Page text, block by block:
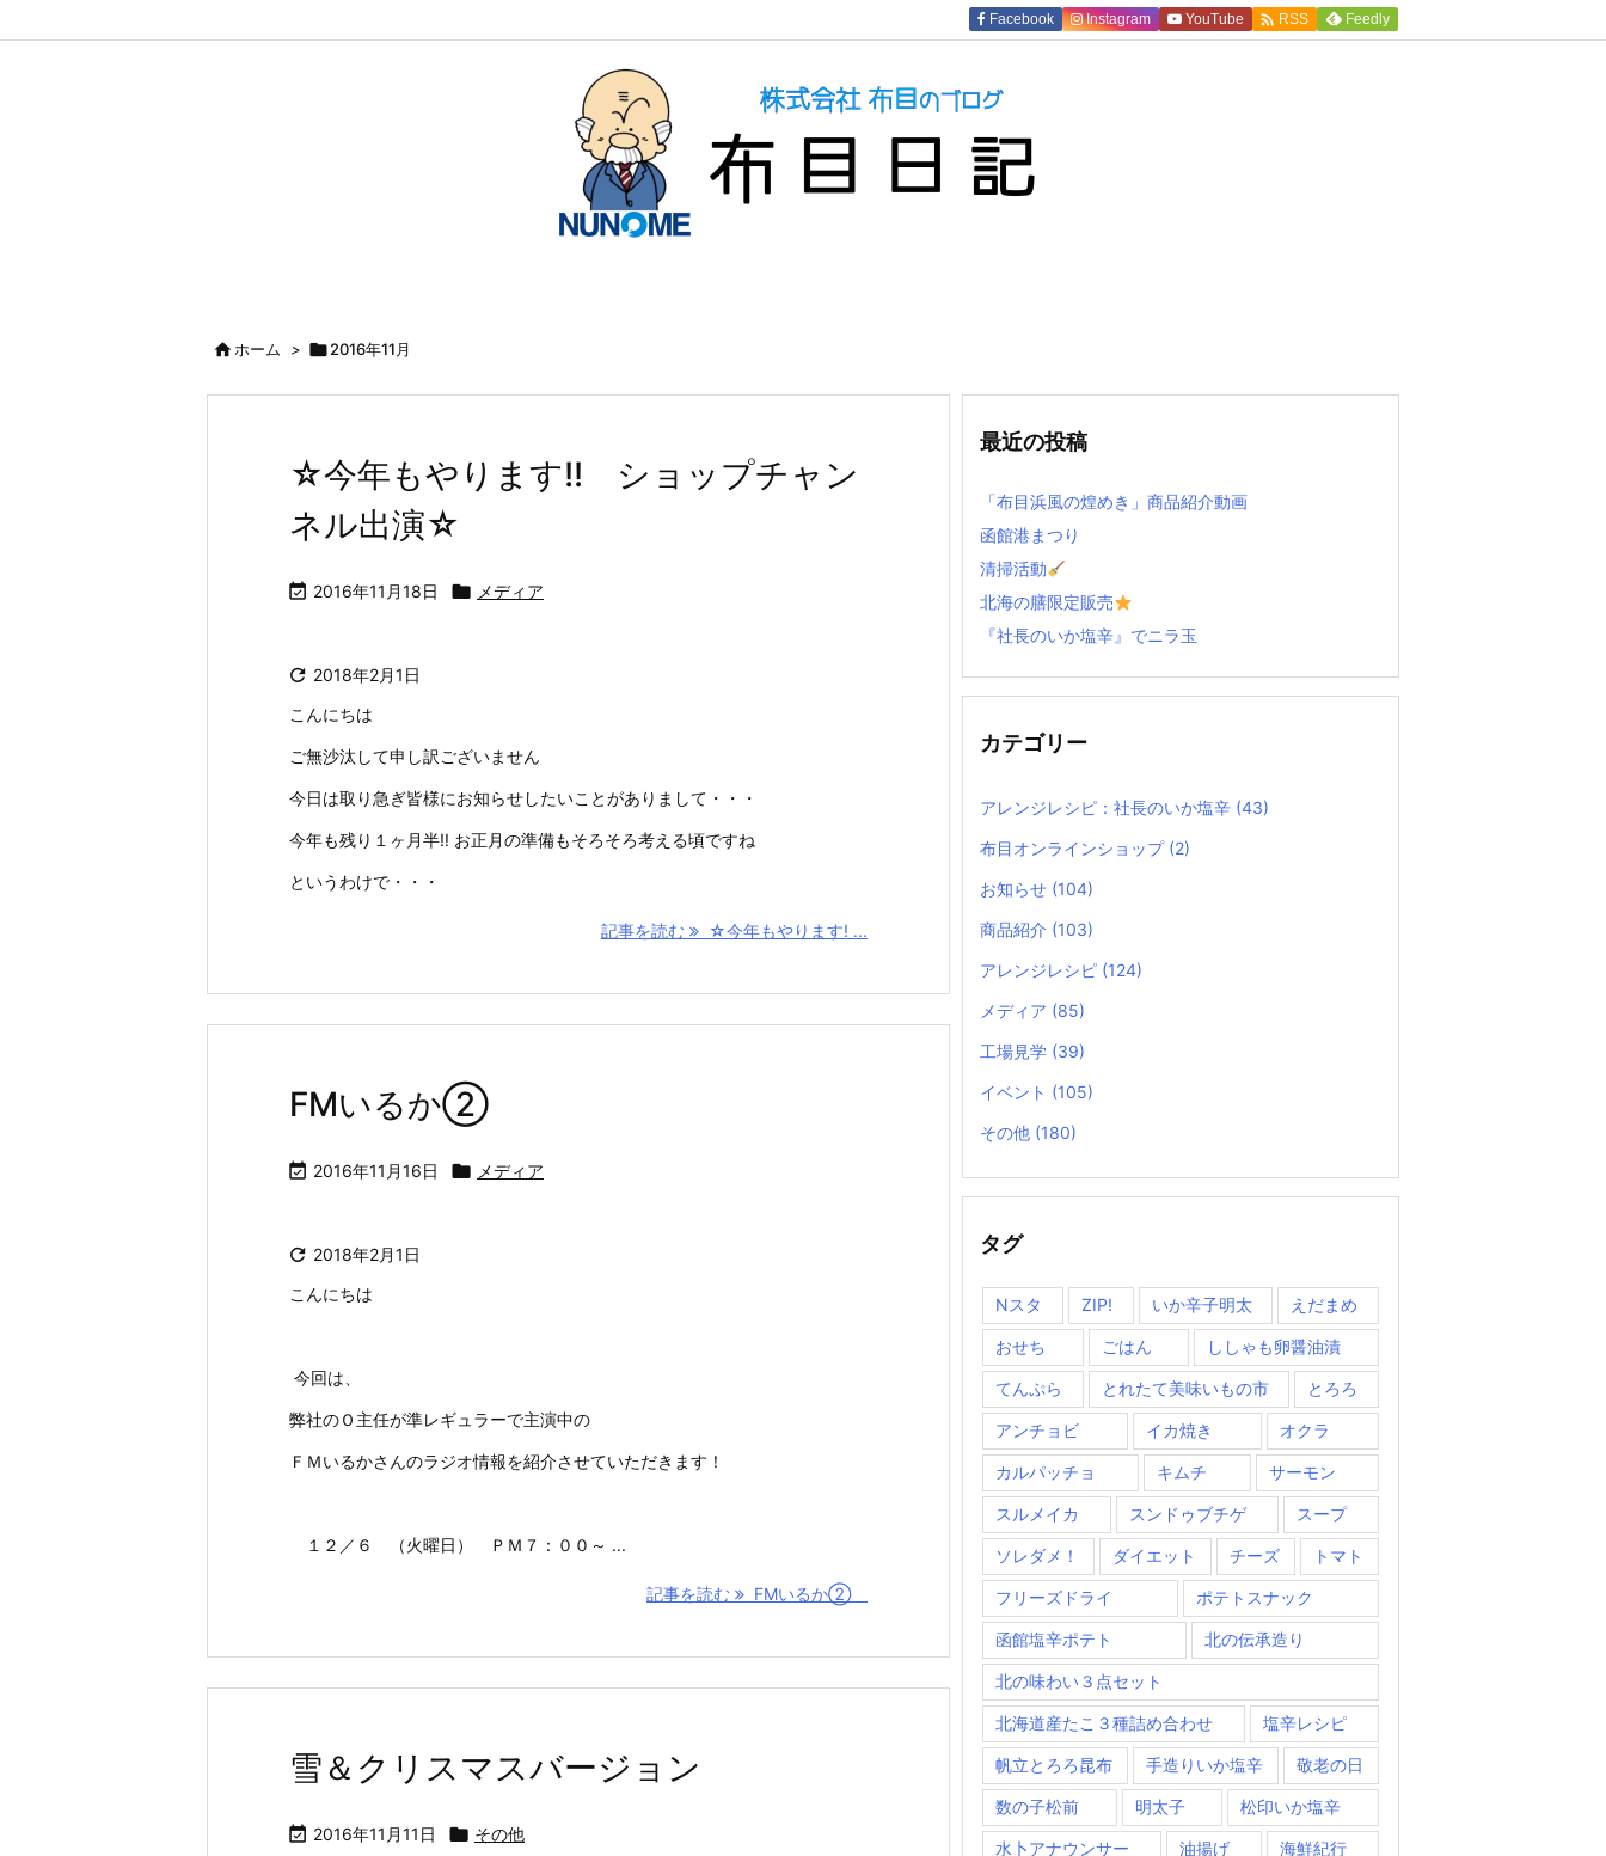
Facebook Instagram YouTube  RSS Feedly
ホーム > 2016年11月
☆今年もやります!! ショップチャン
ネル出演☆
 2016年11月18日  メディア
 2018年2月1日
こんにちは
ご無沙汰して申し訳ございません
今日は取り急ぎ皆様にお知らせしたいことがありまして・・・
今年も残り１ヶ月半!! お正月の準備もそろそろ考える頃ですね
というわけで・・・
記事を読む ☆今年もやります! ...
FMいるか②
 2016年11月16日  メディア
 2018年2月1日
こんにちは
今回は、
弊社のＯ主任が準レギュラーで主演中の
ＦＭいるかさんのラジオ情報を紹介させていただきます！
１２／６ （火曜日） ＰＭ７：００～ ...
記事を読む FMいるか②
雪＆クリスマスバージョン
 2016年11月11日  その他
最近の投稿
「布目浜風の煌めき」商品紹介動画
函館港まつり
清掃活動
北海の膳限定販売
『社長のいか塩辛』でニラ玉
カテゴリー
アレンジレシピ：社長のいか塩辛 (43)
布目オンラインショップ (2)
お知らせ (104)
商品紹介 (103)
アレンジレシピ (124)
メディア (85)
工場見学 (39)
イベント (105)
その他 (180)
タグ
Nスタ ZIP! いか辛子明太 えだまめ
おせち ごはん ししゃも卵醤油漬
てんぷら とれたて美味いもの市 とろろ
アンチョビ イカ焼き オクラ
カルパッチョ キムチ サーモン
スルメイカ スンドゥブチゲ スープ
ソレダメ！ ダイエット チーズ トマト
フリーズドライ ポテトスナック
函館塩辛ポテト 北の伝承造り
北の味わい３点セット
北海道産たこ３種詰め合わせ 塩辛レシピ
帆立とろろ昆布 手造りいか塩辛 敬老の日
数の子松前 明太子 松印いか塩辛
水卜アナウンサー 油揚げ 海鮮紀行